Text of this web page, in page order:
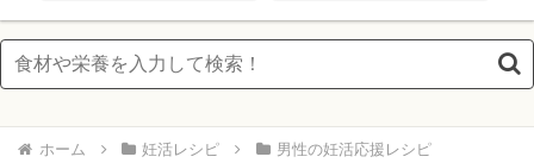
ホーム 妊活レシピ 男性の妊活応援レシピ